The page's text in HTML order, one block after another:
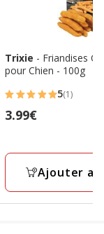
Trixie - Friandises
pour Chien - 100g
5
étoiles
1
5(1)
Prix
3.99€
Ajouter